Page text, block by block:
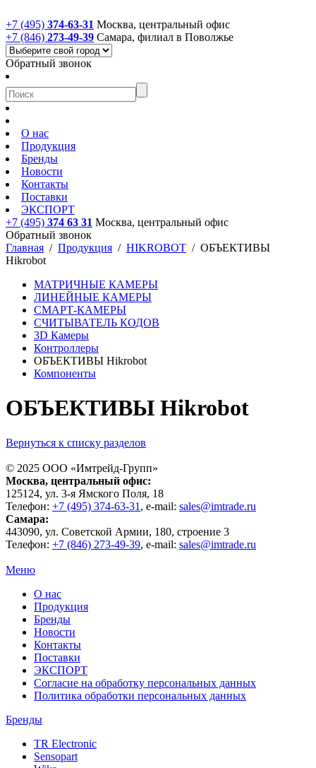
+7 (495) 374-63-31 Москва, центральный офис
+7 (846) 273-49-39 Самара, филиал в Поволжье
Обратный звонок
О нас
Продукция
Бренды
Новости
Контакты
Поставки
ЭКСПОРТ
+7 (495) 374 63 31 Москва, центральный офис
Обратный звонок
Главная / Продукция / HIKROBOT / ОБЪЕКТИВЫ
Hikrobot
МАТРИЧНЫЕ КАМЕРЫ
ЛИНЕЙНЫЕ КАМЕРЫ
СМАРТ-КАМЕРЫ
СЧИТЫВАТЕЛЬ КОДОВ
3D Камеры
Контроллеры
ОБЪЕКТИВЫ Hikrobot
Компоненты
ОБЪЕКТИВЫ Hikrobot
Вернуться к списку разделов
© 2025 ООО «Имтрейд-Групп»
Москва, центральный офис:
125124, ул. 3-я Ямского Поля, 18
Телефон: +7 (495) 374-63-31 , e-mail: sales@imtrade.ru
Самара:
443090, ул. Советской Армии, 180, строение 3
Телефон: +7 (846) 273-49-39, e-mail: sales@imtrade.ru
Меню
О нас
Продукция
Бренды
Новости
Контакты
Поставки
ЭКСПОРТ
Согласие на обработку персональных данных
Политика обработки персональных данных
Бренды
TR Electronic
Sensopart